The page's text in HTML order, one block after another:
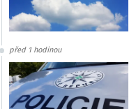
před 1 hodinou